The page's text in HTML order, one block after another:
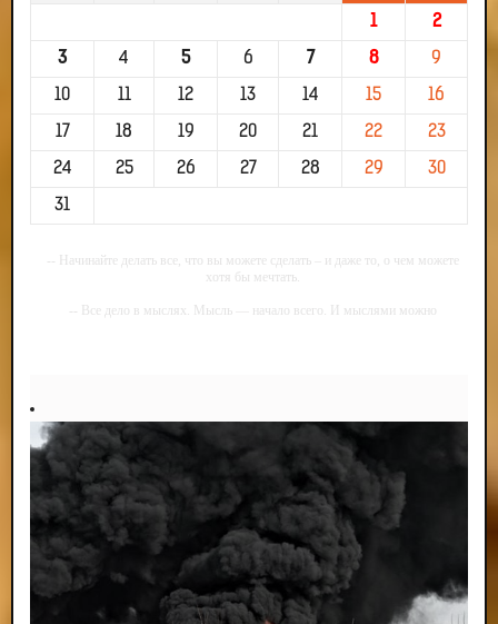
1 2
3 4 5 6 7 8 9
10 11 12 13 14 15 16
17 18 19 20 21 22 23
24 25 26 27 28 29 30
31
-- Начинайте делать все, что вы можете сделать – и даже то, о чем можете
хотя бы мечтать.
-- Все дело в мыслях. Мысль — начало всего. И мыслями можно
-- Самое большое богатство — это ум. Самая большая нищета — глупость.
Из всех страхов самый пугающий — самолюбование.
-- Лучшее, что можно сделать с хорошим советом, это пропустить его
мимо ушей. Он никогда не бывает полезен никому, кроме того, кто его дал.
-- Люблю давать советы и очень не люблю, когда их дают мне.